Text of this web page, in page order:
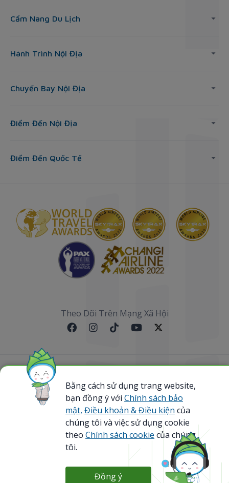
Cẩm Nang Du Lịch
Hành Trình Nội Địa
Chuyến Bay Nội Địa
Điểm Đến Nội Địa
Điểm Đến Quốc Tế
Theo Dõi Trên Mạng Xã Hội
Sơ đồ website
@ 2023 Bamboo Airways Copyright. All Rights
Reserved.
Business Registration Code: 0107867370
Bằng cách sử dụng trang website,
bạn đồng ý với Chính sách bảo
mật, Điều khoản & Điều kiện của
chúng tôi và việc sử dụng cookie
theo Chính sách cookie của chúng
tôi.
Đồng ý